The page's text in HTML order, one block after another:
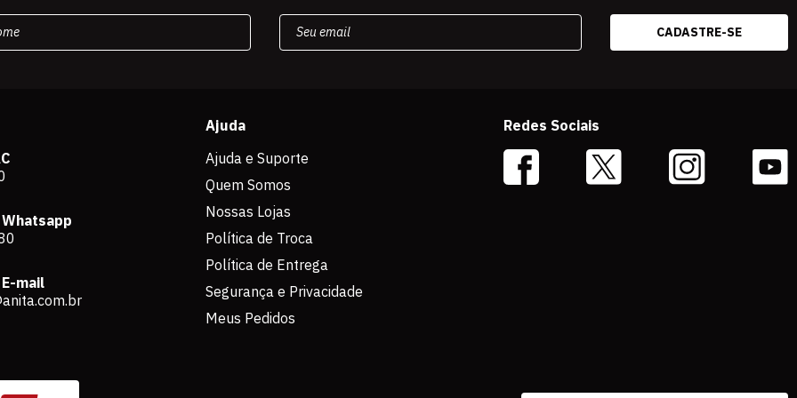
mail
Ajuda
Ajuda e Suporte
Quem Somos
Nossas Lojas
Política de Troca
Política de Entrega
Segurança e Privacidade
Meus Pedidos
Redes Sociais